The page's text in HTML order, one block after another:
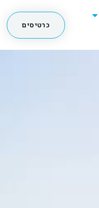
כרטיסים